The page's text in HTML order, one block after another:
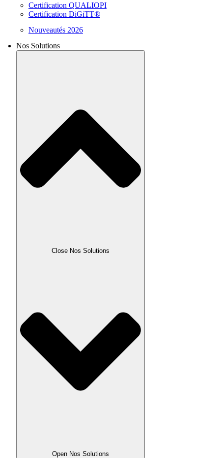
Certification QUALIOPI
Certification DiGiTT®
Nouveautés 2026
Nos Solutions
Close Nos Solutions
Open Nos Solutions